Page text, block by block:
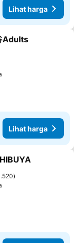
Lihat harga
favorit
Adults
Lihat harga
favorit